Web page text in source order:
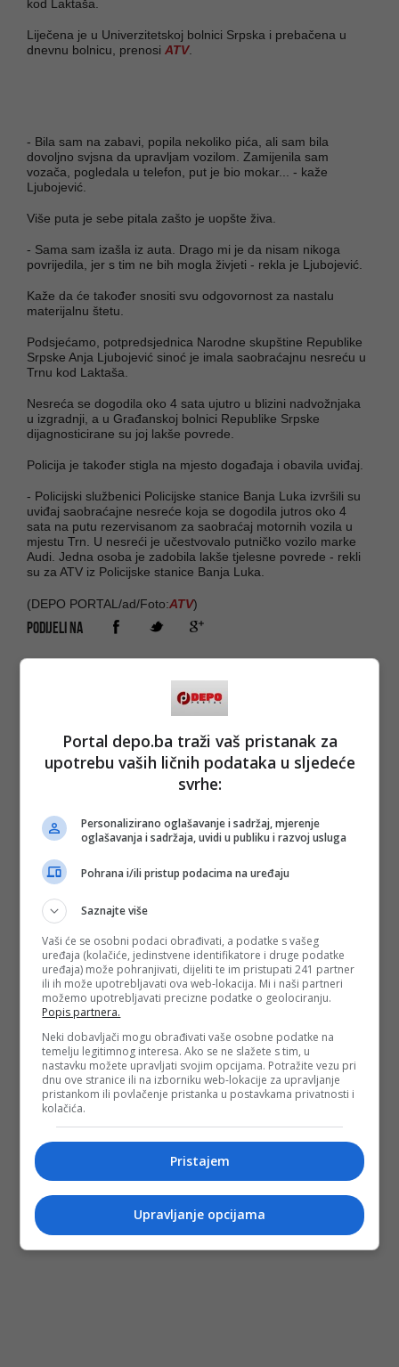
kod Laktaša.
Liječena je u Univerzitetskoj bolnici Srpska i prebačena u
dnevnu bolnicu, prenosi ATV.
- Bila sam na zabavi, popila nekoliko pića, ali sam bila
dovoljno svjsna da upravljam vozilom. Zamijenila sam
vozača, pogledala u telefon, put je bio mokar... - kaže
Ljubojević.
Više puta je sebe pitala zašto je uopšte živa.
- Sama sam izašla iz auta. Drago mi je da nisam nikoga
povrijedila, jer s tim ne bih mogla živjeti - rekla je Ljubojević.
Kaže da će također snositi svu odgovornost za nastalu
materijalnu štetu.
Podsjećamo, potpredsjednica Narodne skupštine Republike
Srpske Anja Ljubojević sinoć je imala saobraćajnu nesreću u
Trnu kod Laktaša.
Nesreća se dogodila oko 4 sata ujutro u blizini nadvožnjaka
u izgradnji, a u Građanskoj bolnici Republike Srpske
dijagnosticirane su joj lakše povrede.
Policija je također stigla na mjesto događaja i obavila uviđaj.
- Policijski službenici Policijske stanice Banja Luka izvršili su
uviđaj saobraćajne nesreće koja se dogodila jutros oko 4
sata na putu rezervisanom za saobraćaj motornih vozila u
mjestu Trn. U nesreći je učestvovalo putničko vozilo marke
Audi. Jedna osoba je zadobila lakše tjelesne povrede - rekli
su za ATV iz Policijske stanice Banja Luka.
(DEPO PORTAL/ad/Foto:ATV)
PODIJELI NA
Portal depo.ba traži vaš pristanak za
upotrebu vaših ličnih podataka u sljedeće
svrhe:
Personalizirano oglašavanje i sadržaj, mjerenje
oglašavanja i sadržaja, uvidi u publiku i razvoj usluga
Pohrana i/ili pristup podacima na uređaju
Saznajte više
Vaši će se osobni podaci obrađivati, a podatke s vašeg
uređaja (kolačiće, jedinstvene identifikatore i druge podatke
uređaja) može pohranjivati, dijeliti te im pristupati 241 partner
ili ih može upotrebljavati ova web-lokacija. Mi i naši partneri
možemo upotrebljavati precizne podatke o geolociranju.
Popis partnera.
Neki dobavljači mogu obrađivati vaše osobne podatke na
temelju legitimnog interesa. Ako se ne slažete s tim, u
nastavku možete upravljati svojim opcijama. Potražite vezu pri
dnu ove stranice ili na izborniku web-lokacije za upravljanje
pristankom ili povlačenje pristanka u postavkama privatnosti i
kolačića.
Pristajem
Upravljanje opcijama